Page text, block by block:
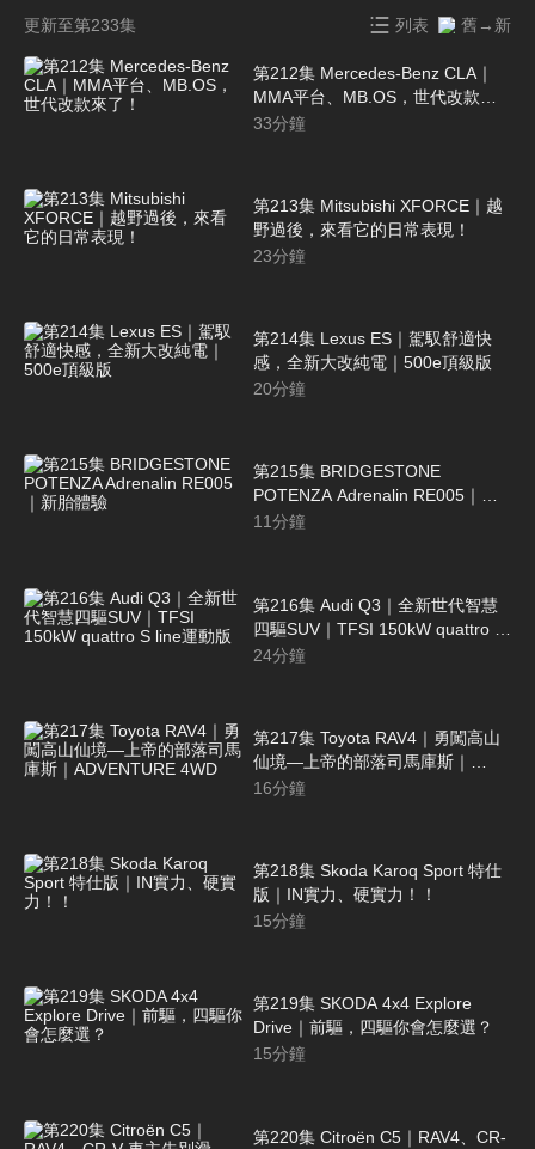
更新至第233集 列表 舊→新
第212集 Mercedes-Benz CLA｜
MMA平台、MB.OS，世代改款來
了！
33分鐘
第213集 Mitsubishi XFORCE｜越
野過後，來看它的日常表現！
23分鐘
第214集 Lexus ES｜駕馭舒適快
感，全新大改純電｜500e頂級版
20分鐘
第215集 BRIDGESTONE
POTENZA Adrenalin RE005｜新
胎體驗
11分鐘
第216集 Audi Q3｜全新世代智慧
四驅SUV｜TFSI 150kW quattro S
line運動版
24分鐘
第217集 Toyota RAV4｜勇闖高山
仙境—上帝的部落司馬庫斯｜
ADVENTURE 4WD
16分鐘
第218集 Skoda Karoq Sport 特仕
版｜IN實力、硬實力！！
15分鐘
第219集 SKODA 4x4 Explore
Drive｜前驅，四驅你會怎麼選？
15分鐘
第220集 Citroën C5｜RAV4、CR-